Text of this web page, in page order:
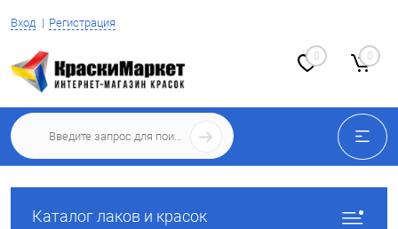
Вход Регистрация
0 0
Каталог лаков и красок